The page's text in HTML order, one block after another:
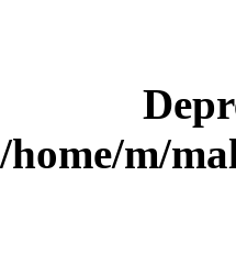
/home/m/